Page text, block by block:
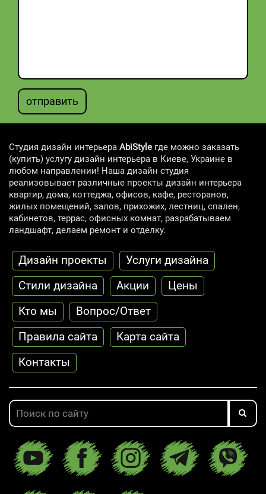
отправить
Студия дизайн интерьера AbiStyle где можно заказать
(купить) услугу дизайн интерьера в Киеве, Украине в
любом направлении! Наша дизайн студия
реализовывает различные проекты дизайн интерьера
квартир, дома, коттеджа, офисов, кафе, ресторанов,
жилых помещений, залов, прихожих, лестниц, спален,
кабинетов, террас, офисных комнат, разрабатываем
ландшафт, делаем ремонт и отделку.
Дизайн проекты
Услуги дизайна
Стили дизайна
Акции
Цены
Кто мы
Вопрос/Ответ
Правила сайта
Карта сайта
Контакты